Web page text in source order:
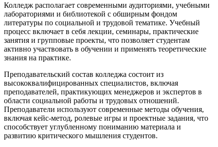
Колледж располагает современными аудиториями, учебными
лабораториями и библиотекой с обширным фондом
литературы по социальной и трудовой тематике. Учебный
процесс включает в себя лекции, семинары, практические
занятия и групповые проекты, что позволяет студентам
активно участвовать в обучении и применять теоретические
знания на практике.
Преподавательский состав колледжа состоит из
высококвалифицированных специалистов, включая
преподавателей, практикующих менеджеров и экспертов в
области социальной работы и трудовых отношений.
Преподаватели используют современные методы обучения,
включая кейс-метод, ролевые игры и проектные задания, что
способствует углубленному пониманию материала и
развитию критического мышления студентов.